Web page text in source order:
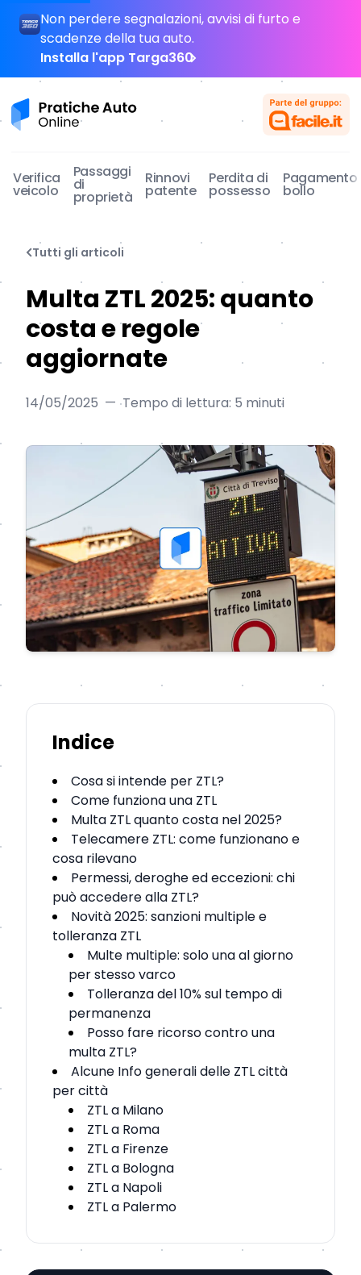
Non perdere segnalazioni, avvisi di furto e
scadenze della tua auto.
Installa l'app Targa360
Pratiche Auto Online
Verifica
veicolo
Passaggi
di
proprietà
Rinnovi
patente
Perdita di
possesso
Pagamento
bollo
Tutti gli articoli
Multa ZTL 2025: quanto
costa e regole
aggiornate
14/05/2025 — Tempo di lettura: 5 minuti
Indice
Cosa si intende per ZTL?
Come funziona una ZTL
Multa ZTL quanto costa nel 2025?
Telecamere ZTL: come funzionano e
cosa rilevano
Permessi, deroghe ed eccezioni: chi
può accedere alla ZTL?
Novità 2025: sanzioni multiple e
tolleranza ZTL
Multe multiple: solo una al giorno
per stesso varco
Tolleranza del 10% sul tempo di
permanenza
Posso fare ricorso contro una
multa ZTL?
Alcune Info generali delle ZTL città
per città
ZTL a Milano
ZTL a Roma
ZTL a Firenze
ZTL a Bologna
ZTL a Napoli
ZTL a Palermo